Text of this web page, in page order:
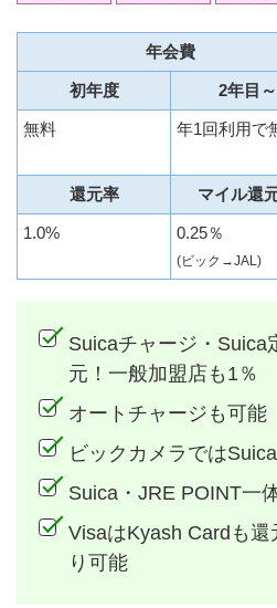
年会費
初年度
2年目～
無料 年1回利用で
還元率 マイル還
1.0% 0.25％
(ビック→JAL)
Suicaチャージ・Suica
元！一般加盟店も1％
オートチャージも可能
ビックカメラでは
Suica・JRE POINT一
VisaはKyash Cardも還
り可能